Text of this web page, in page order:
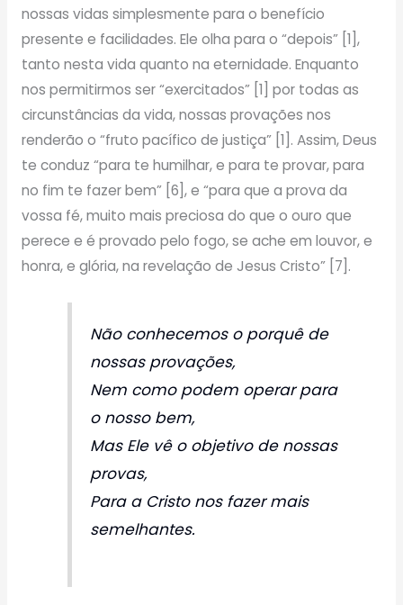
nossas vidas simplesmente para o benefício
presente e facilidades. Ele olha para o “depois” [1],
tanto nesta vida quanto na eternidade. Enquanto
nos permitirmos ser “exercitados” [1] por todas as
circunstâncias da vida, nossas provações nos
renderão o “fruto pacífico de justiça” [1]. Assim, Deus
te conduz “para te humilhar, e para te provar, para
no fim te fazer bem” [6], e “para que a prova da
vossa fé, muito mais preciosa do que o ouro que
perece e é provado pelo fogo, se ache em louvor, e
honra, e glória, na revelação de Jesus Cristo” [7].
Não conhecemos o porquê de
nossas provações,
Nem como podem operar para
o nosso bem,
Mas Ele vê o objetivo de nossas
provas,
Para a Cristo nos fazer mais
semelhantes.